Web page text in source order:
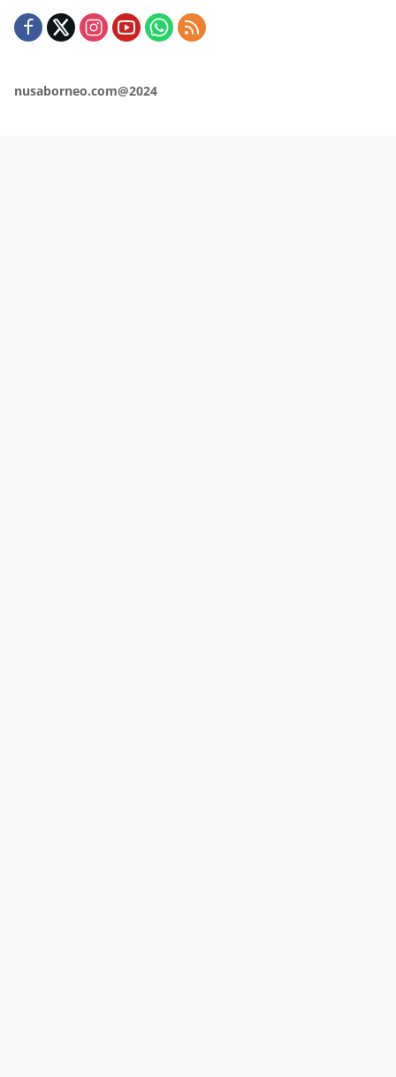
nusaborneo.com@2024